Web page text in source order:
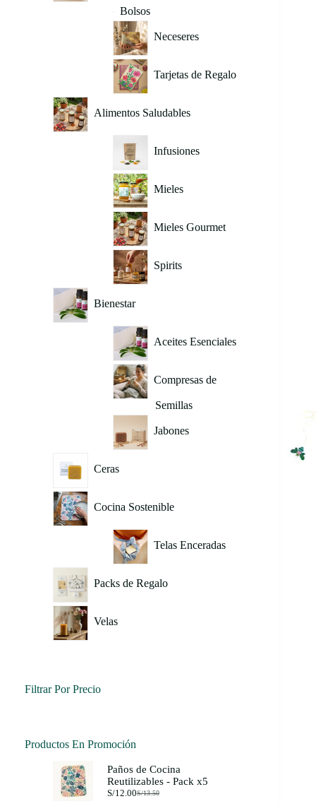
Bolsos
Neceseres
Tarjetas de Regalo
Alimentos Saludables
Infusiones
Mieles
Mieles Gourmet
Spirits
Bienestar
Aceites Esenciales
Compresas de
Semillas
Jabones
Ceras
Cocina Sostenible
Telas Enceradas
Packs de Regalo
Velas
Filtrar Por Precio
Productos En Promoción
Paños de Cocina
Reutilizables - Pack x5
S/13.50
El
S/12.00El